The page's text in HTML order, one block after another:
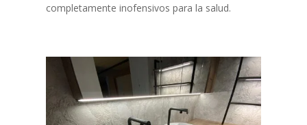
completamente inofensivos para la salud.